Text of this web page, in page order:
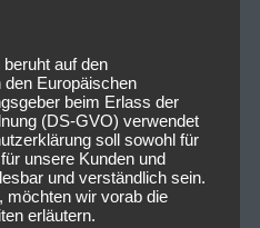
alt, den das Publikum
zur aktuellen
Band ihre ganze
geholt und frischen
gebracht. Bei soviel
kaum noch einen
nach den Vorbands.
auf den
den Europäischen
beim Erlass der
(DS-GVO) verwendet
soll sowohl für
unsere Kunden und
und verständlich sein.
möchten wir vorab die
erläutern.